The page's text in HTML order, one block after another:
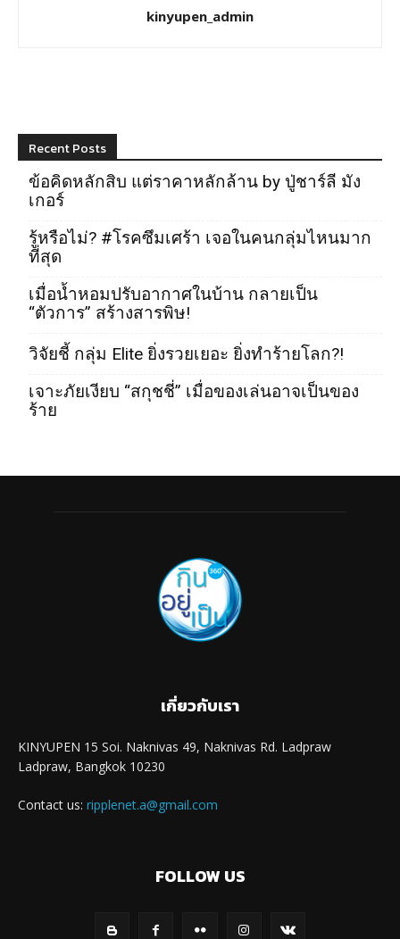
kinyupen_admin
Recent Posts
ข้อคิดหลักสิบ แต่ราคาหลักล้าน by ปู่ชาร์ลี มัง
เกอร์
รู้หรือไม่? #โรคซึมเศร้า เจอในคนกลุ่มไหนมาก
ที่สุด
เมื่อน้ำหอมปรับอากาศในบ้าน กลายเป็น
“ตัวการ” สร้างสารพิษ!
วิจัยชี้ กลุ่ม Elite ยิ่งรวยเยอะ ยิ่งทำร้ายโลก?!
เจาะภัยเงียบ “สกุชชี่” เมื่อของเล่นอาจเป็นของ
ร้าย
เกี่ยวกับเรา
KINYUPEN 15 Soi. Naknivas 49, Naknivas Rd. Ladpraw
Ladpraw, Bangkok 10230
Contact us: ripplenet.a@gmail.com
FOLLOW US